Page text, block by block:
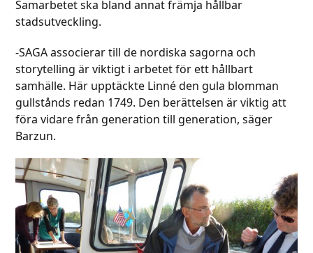
Samarbetet ska bland annat främja hållbar
stadsutveckling.
-SAGA associerar till de nordiska sagorna och
storytelling är viktigt i arbetet för ett hållbart
samhälle. Här upptäckte Linné den gula blomman
gullstånds redan 1749. Den berättelsen är viktig att
föra vidare från generation till generation, säger
Barzun.